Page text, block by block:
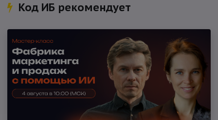
Код ИБ рекомендует